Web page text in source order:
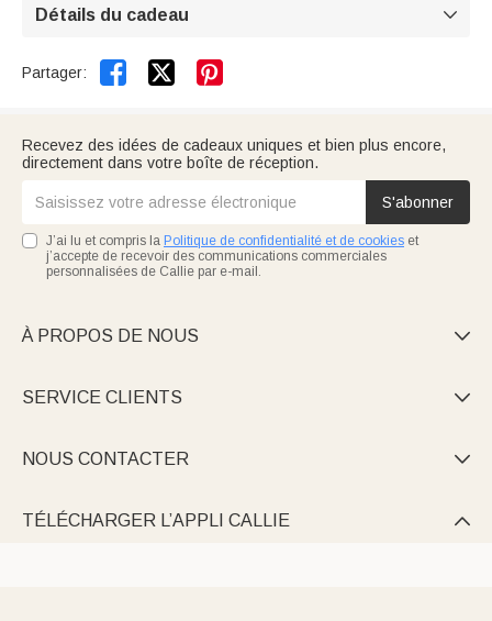
Détails du cadeau 
Partager:  
Recevez des idées de cadeaux uniques et bien plus encore,
directement dans votre boîte de réception.
S'abonner
J’ai lu et compris la Politique de confidentialité et de cookies et
j’accepte de recevoir des communications commerciales
personnalisées de Callie par e-mail.
À PROPOS DE NOUS 
SERVICE CLIENTS 
NOUS CONTACTER 
TÉLÉCHARGER L’APPLI CALLIE 